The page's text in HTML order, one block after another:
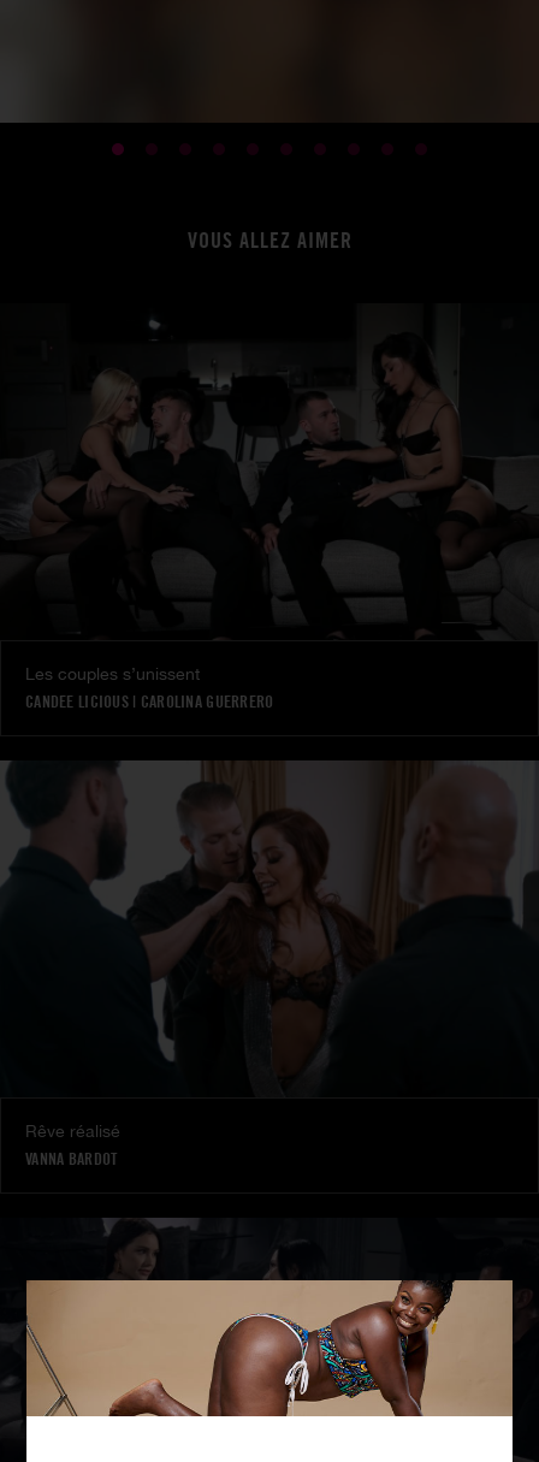
VOUS ALLEZ AIMER
Les couples s’unissent
CANDEE LICIOUS| CAROLINA GUERRERO
Rêve réalisé
VANNA BARDOT